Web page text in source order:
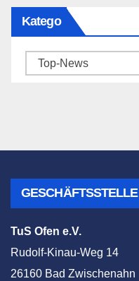
Katego
Katego
GESCHÄFTSSTELLE
TuS Ofen e.V.
Rudolf-Kinau-Weg 14
26160 Bad Zwischenahn